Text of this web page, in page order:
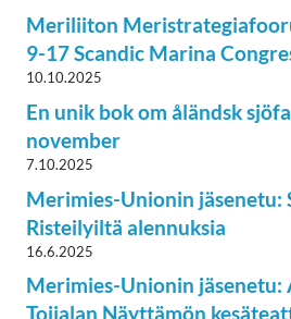
Meriliiton
9-17 Scandic Marina
10.10.2025
En unik bok om åländsk
november
7.10.2025
Merimies-Unionin jäsenetu:
Risteilyiltä alennuksia
16.6.2025
Merimies-Unionin jäsenetu:
Toijalan Näyttämön